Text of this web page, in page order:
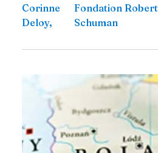
Corinne
Deloy,
Fondation Robert
Schuman